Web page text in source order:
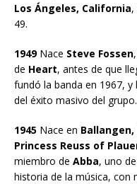
Los Ángeles, California,
49.
1949Nace Steve Fossen
de Heart, antes de que
fundó la banda en 1967,
del éxito masivo del grupo.
1945 Nace en Ballangen,
Princess Reuss of
miembro de Abba, uno
historia de la música, con